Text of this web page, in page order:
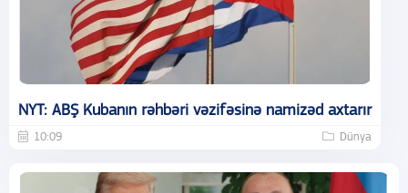
NYT: ABŞ Kubanın rəhbəri vəzifəsinə namizəd axtarır
10:09 Dünya